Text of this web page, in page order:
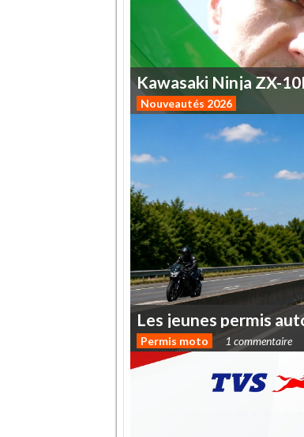
Kawasaki Ninja ZX-
Nouveautés 2026
Les jeunes permis
Permis moto 1 commentaire